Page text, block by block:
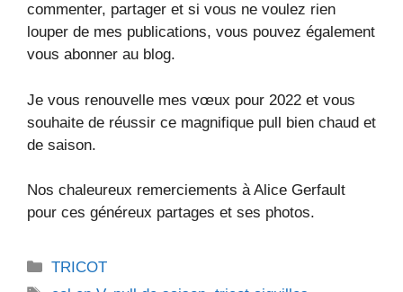
commenter, partager et si vous ne voulez rien
louper de mes publications, vous pouvez également
vous abonner au blog.
Je vous renouvelle mes vœux pour 2022 et vous
souhaite de réussir ce magnifique pull bien chaud et
de saison.
Nos chaleureux remerciements à Alice Gerfault
pour ces généreux partages et ses photos.
Catégories
TRICOT